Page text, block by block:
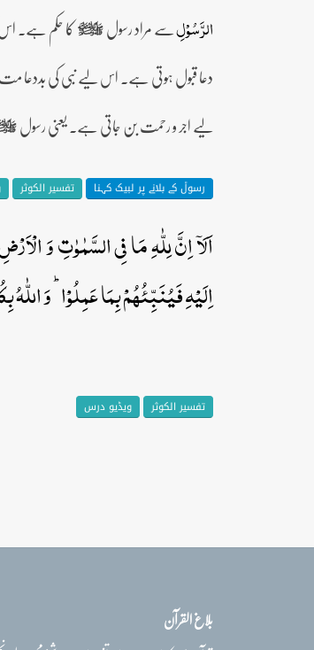
الرَّسُوۡلِسے مراد رسولصلى‌الله‌عليه‌وآله‌وسلمکا حکم ہے۔
دعا قبول ہوتی ہے۔ اس لیے نبی کی بددعا
لیے اجر و رحمت بن جاتی ہے۔ یعنی رسول
رسولؐ کے بلانے پر لبیک کہنا تفسیر الکوثر
اَلَاۤ اِنَّ لِلّٰہِ مَا فِی السَّمٰوٰتِ وَ
اِلَیۡہِ فَیُنَبِّئُہُمۡ بِمَا عَمِلُوۡا ؕ وَ اللّٰہُ
تفسیر الکوثر ویڈیو درس
بلاغ القرآن